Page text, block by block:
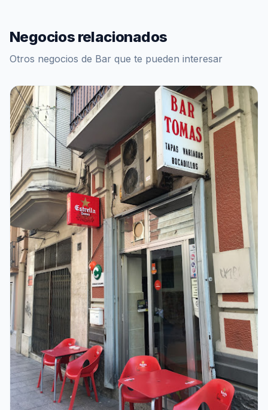
Negocios relacionados
Otros negocios de Bar que te pueden interesar